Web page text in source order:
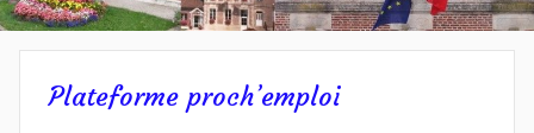
Plateforme proch’emploi